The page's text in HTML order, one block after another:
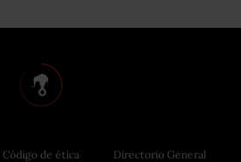
Código de ética Directorio General